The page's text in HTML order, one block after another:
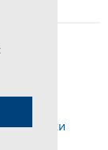
обработки